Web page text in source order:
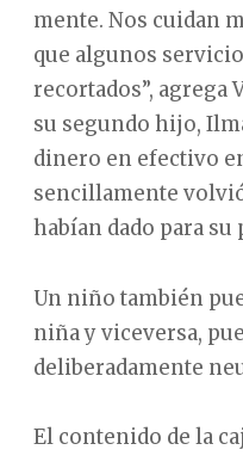
mente. Nos cuidan
que algunos
recortados”, agrega
su segundo hijo,
dinero en efectivo
sencillamente
habían dado para
Un niño también
niña y viceversa,
deliberadamente
El contenido de la